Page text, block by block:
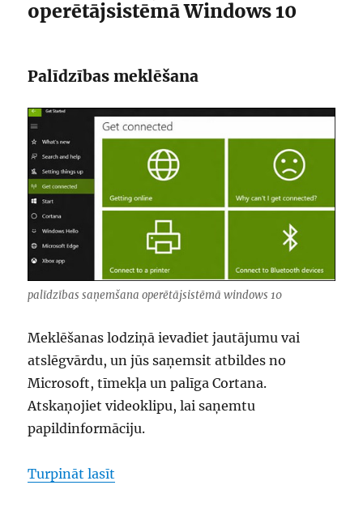
operētājsistēmā Windows 10
Palīdzības meklēšana
palīdzības saņemšana operētājsistēmā windows 10
Meklēšanas lodziņā ievadiet jautājumu vai
atslēgvārdu, un jūs saņemsit atbildes no
Microsoft, tīmekļa un palīga Cortana.
Atskaņojiet videoklipu, lai saņemtu
papildinformāciju.
Turpināt lasīt